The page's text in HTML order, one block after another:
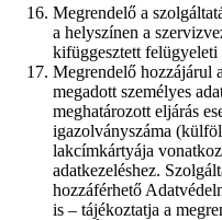
Megrendelő a
a helyszínen a
kifüggesztett felügyeleti
Megrendelő hozzájárul
megadott személyes
meghatározott eljárás
igazolványszáma
lakcímkártyája
adatkezeléshez.
hozzáférhető
is – tájékoztatja a